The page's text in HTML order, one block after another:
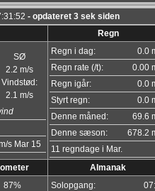
- opdateret 3sek siden
Regn
SØ
2.2 m/s
Vindstød:
2.1 m/s
s Mar 15
Regn i dag:
0.0
Regn rate (/t):
0.00
Regn igår:
0.0
Styrt regn:
0.0
Denne måned:
69.6
Denne sæson:
678.2
11 regndage i Mar.
Almanak
87%
Solopgang: